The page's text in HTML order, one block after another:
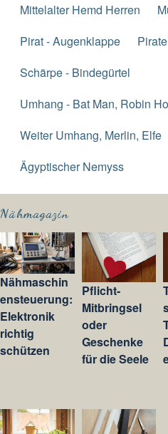
Mittelalter Hemd Herren
Pirat - Augenklappe
Schärpe - Bindegürtel
Umhang - Bat Man, Robin
Weiter Umhang, Merlin, Elfe
Ägyptischer Nemyss
Nähmagazin
Nähmaschin
ensteuerung:
Elektronik
richtig
schützen
Pflicht-
Mitbringsel
oder
Geschenke
für die Seele